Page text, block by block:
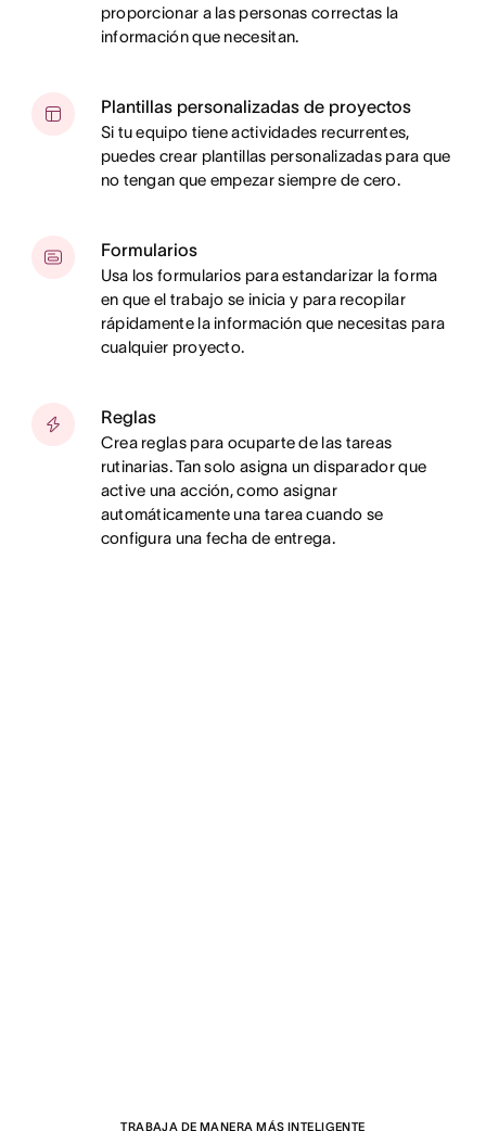
proporcionar a las personas correctas la
información que necesitan.
Plantillas personalizadas de proyectos
Si tu equipo tiene actividades recurrentes,
puedes crear plantillas personalizadas para que
no tengan que empezar siempre de cero.
Formularios
Usa los formularios para estandarizar la forma
en que el trabajo se inicia y para recopilar
rápidamente la información que necesitas para
cualquier proyecto.
Reglas
Crea reglas para ocuparte de las tareas
rutinarias. Tan solo asigna un disparador que
active una acción, como asignar
automáticamente una tarea cuando se
configura una fecha de entrega.
TRABAJA DE MANERA MÁS INTELIGENTE